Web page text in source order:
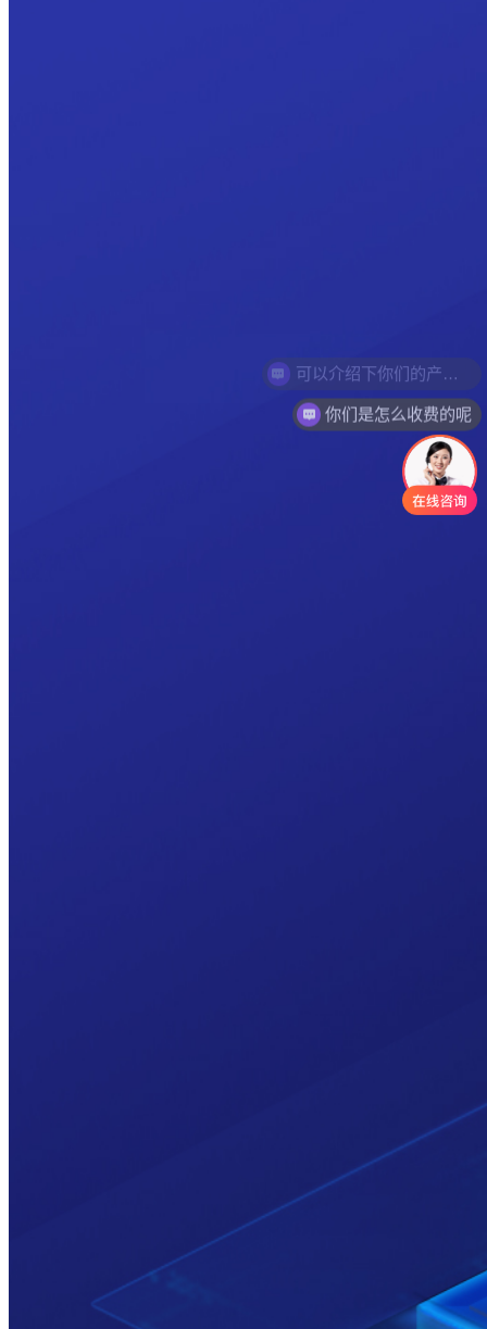
你们是怎么收费的呢